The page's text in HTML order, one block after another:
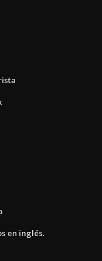
en inglés.